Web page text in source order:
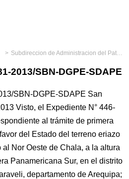
Subdireccion de Administracion del Patrimonio Estatal
2013/SBN-DGPE-SDAPE
SBN-DGPE-SDAPE San
Visto, el Expediente N° 446-
al trámite de primera
del Estado del terreno eriazo
al Nor Oeste de Chala, a la altura
Panamericana Sur, en el distrito
departamento de Arequipa;